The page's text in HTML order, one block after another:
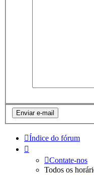
Índice do fórum
Contate-nos
Todos os